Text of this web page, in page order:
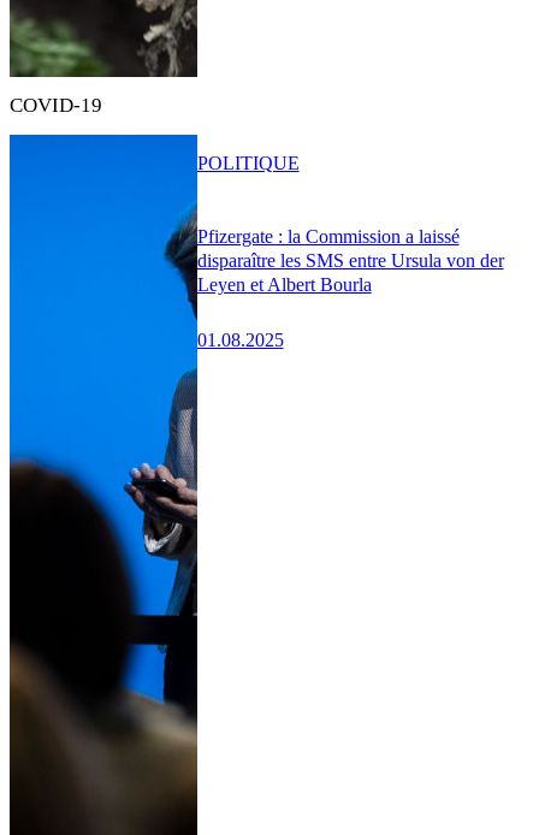
COVID-19
Pfizergate : la Commission a laissé
disparaître les SMS entre Ursula von der
Leyen et Albert Bourla
01.08.2025
POLITIQUE